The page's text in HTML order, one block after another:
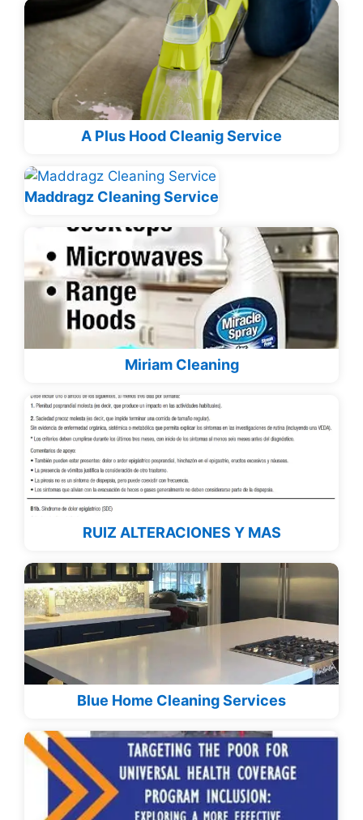
A Plus Hood Cleanig Service
Maddragz Cleaning Service
Miriam Cleaning
RUIZ ALTERACIONES Y MAS
Blue Home Cleaning Services